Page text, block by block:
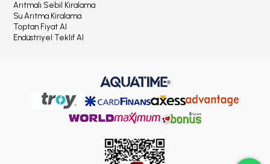
Arıtmalı Sebil Kiralama
Su Arıtma Kiralama
Toptan Fiyat Al
Endüstriyel Teklif Al